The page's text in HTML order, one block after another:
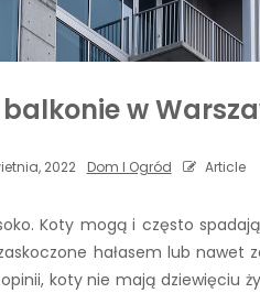
w
2022 Dom I Ogród Article
Koty mogą i często spadają
hałasem lub nawet
koty nie mają dziewięciu